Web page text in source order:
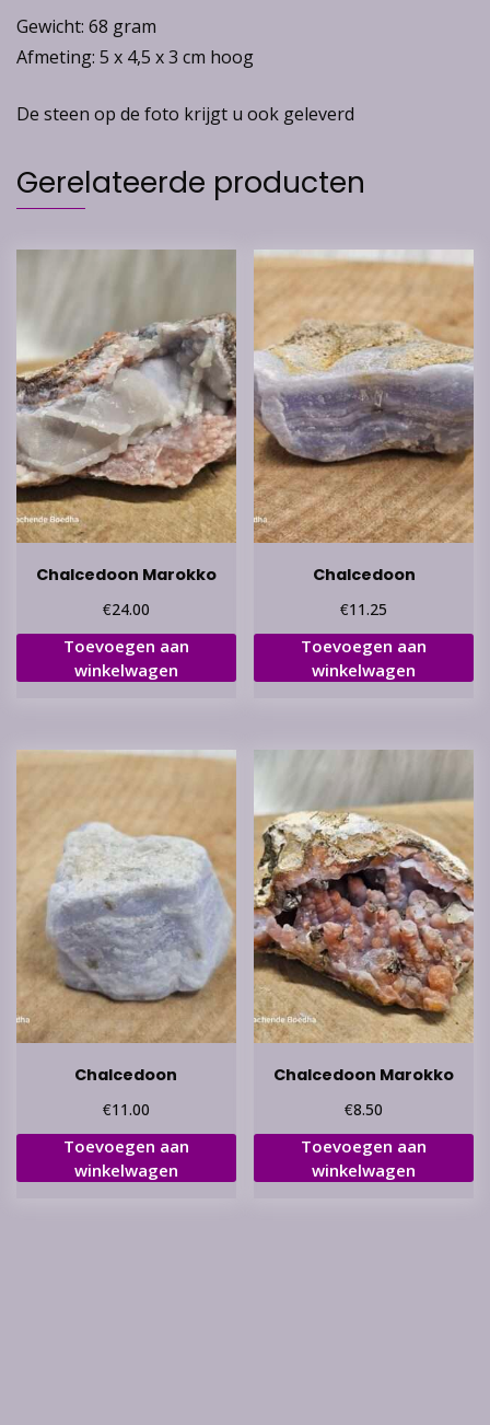
Gewicht: 68 gram
Afmeting: 5 x 4,5 x 3 cm hoog
De steen op de foto krijgt u ook geleverd
Gerelateerde producten
Chalcedoon Marokko
€24.00
Toevoegen aan
winkelwagen
Chalcedoon
€11.25
Toevoegen aan
winkelwagen
Chalcedoon
€11.00
Toevoegen aan
winkelwagen
Chalcedoon Marokko
€8.50
Toevoegen aan
winkelwagen